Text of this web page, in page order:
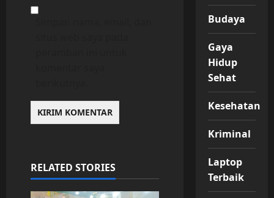
RELATED STORIES
Budaya
Gaya
Hidup
Sehat
Kesehatan
Kriminal
Laptop
Terbaik